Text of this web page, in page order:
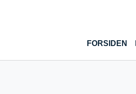
FORSIDEN